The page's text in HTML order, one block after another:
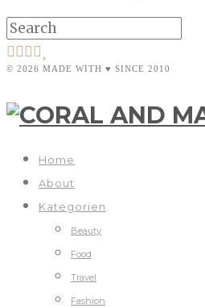
© 2026 MADE WITH ♥ SINCE 2010
Home
About
Kategorien
Beauty
Food
Travel
Fashion